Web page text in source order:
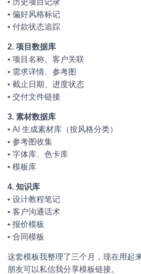
• 历史项目记录
• 偏好风格标记
• 付款状态追踪
2. 项目数据库
• 项目名称、客户关联
• 需求详情、参考图
• 截止日期、进度状态
• 交付文件链接
3. 素材数据库
• AI 生成素材库（按风格分类）
• 参考图收集
• 字体库、色卡库
• 模板库
4. 知识库
• 设计教程笔记
• 客户沟通话术
• 报价模板
• 合同模板
这套模板我整理了三个月，现在用起
朋友可以私信我分享模板链接。